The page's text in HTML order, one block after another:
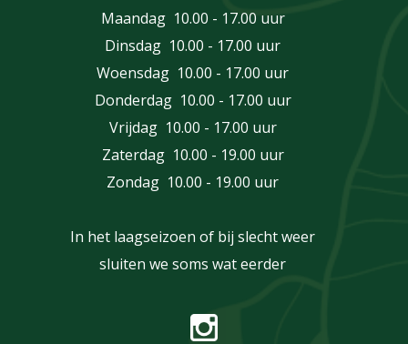
Maandag 10.00 - 17.00 uur
Dinsdag 10.00 - 17.00 uur
Woensdag 10.00 - 17.00 uur
Donderdag 10.00 - 17.00 uur
Vrijdag 10.00 - 17.00 uur
Zaterdag 10.00 - 19.00 uur
Zondag 10.00 - 19.00 uur
In het laagseizoen of bij slecht weer
sluiten we soms wat eerder